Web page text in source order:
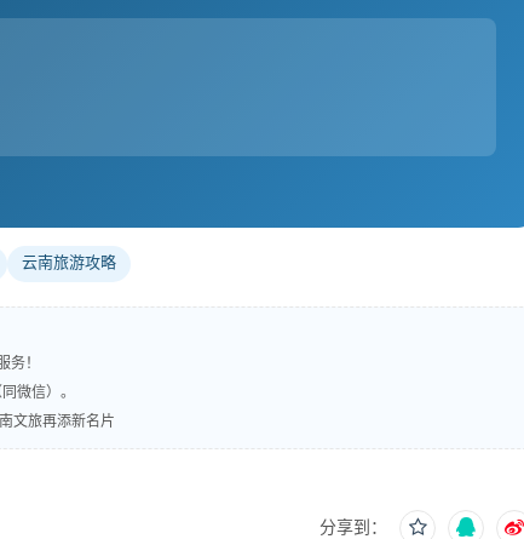
云南旅游攻略
务！
微信）。
文旅再添新名片
分享到：